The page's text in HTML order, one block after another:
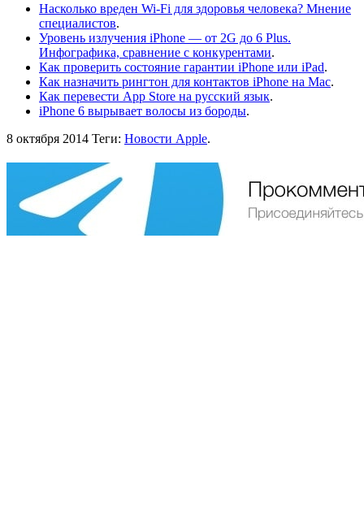
Насколько вреден Wi-Fi для здоровья человека? Мнение
специалистов.
Уровень излучения iPhone — от 2G до 6 Plus.
Инфографика, сравнение с конкурентами.
Как проверить состояние гарантии iPhone или iPad.
Как назначить рингтон для контактов iPhone на Mac.
Как перевести App Store на русский язык.
iPhone 6 вырывает волосы из бороды.
8 октября 2014 Теги: Новости Apple.